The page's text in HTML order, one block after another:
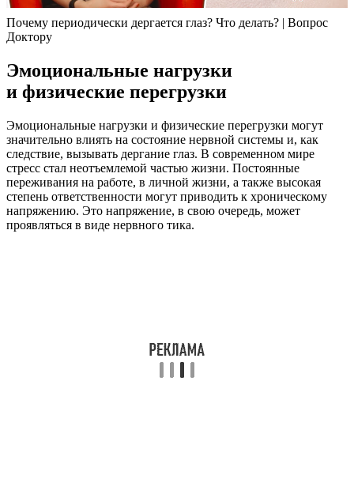
Почему периодически дергается глаз? Что делать? | Вопрос
Доктору
Эмоциональные нагрузки
и физические перегрузки
Эмоциональные нагрузки и физические перегрузки могут
значительно влиять на состояние нервной системы и, как
следствие, вызывать дергание глаз. В современном мире
стресс стал неотъемлемой частью жизни. Постоянные
переживания на работе, в личной жизни, а также высокая
степень ответственности могут приводить к хроническому
напряжению. Это напряжение, в свою очередь, может
проявляться в виде нервного тика.